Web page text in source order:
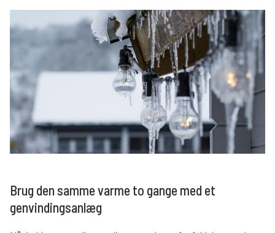
Brug den samme varme to gange med et
genvindingsanlæg